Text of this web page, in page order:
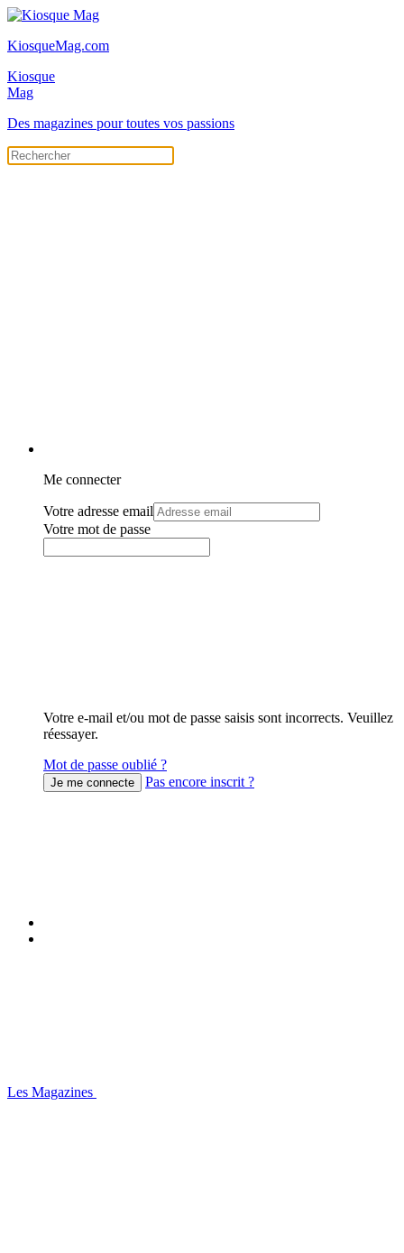
KiosqueMag.com
Kiosque
Mag
Des magazines pour toutes vos passions
Me connecter
Votre adresse email
Votre mot de passe
Votre e-mail et/ou mot de passe saisis sont incorrects. Veuillez
réessayer.
Mot de passe oublié ?
Pas encore inscrit ?
Les Magazines